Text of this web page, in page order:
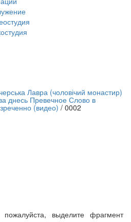
Лавра (чоловічий монастир)
днесь Превечное Слово в
(видео) / 0002
выделите фрагмент